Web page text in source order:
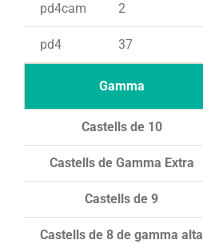
pd4cam 2
pd4 37
Gamma
Castells de 10
Castells de Gamma Extra
Castells de 9
Castells de 8 de gamma alta